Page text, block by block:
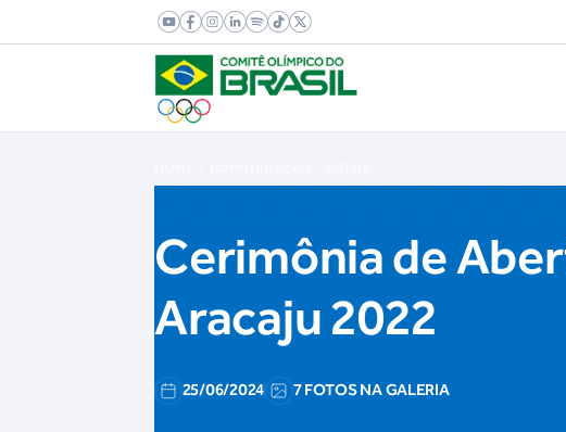
Cerimônia de
Aracaju 2022
25/06/2024 7 FOTOS NA GALERIA